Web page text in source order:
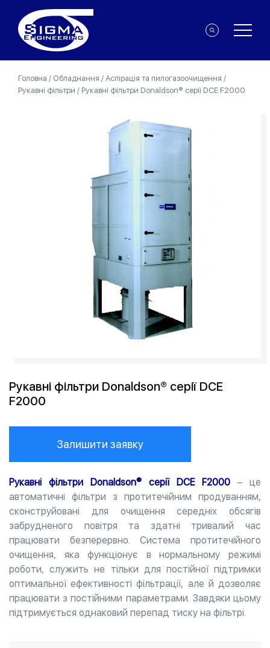
Головна / Обладнання / Аспірація та пилогазоочищення /
Рукавні фільтри / Рукавні фільтри Donaldson® серії DCE F2000
Рукавні фільтри Donaldson® серії DCE
F2000
Залишити заявку
Рукавні фільтри Donaldson® серії DCE F2000 – це
автоматичні фільтри з протитечійним продуванням,
сконструйовані для очищення середніх обсягів
забрудненого повітря та здатні тривалий час
працювати безперервно. Система протитечійного
очищення, яка функціонує в нормальному режимі
роботи, служить не тільки для постійної підтримки
оптимальної ефективності фільтрації, але й дозволяє
працювати з постійними параметрами. Завдяки цьому
підтримується однаковий перепад тиску на фільтрі.